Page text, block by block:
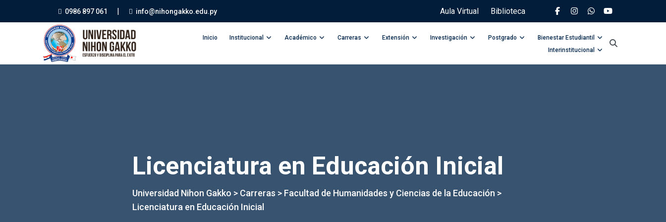
0986 897 061 | info@nihongakko.edu.py Aula Virtual Biblioteca
Inicio Institucional Académico Carreras Extensión Investigación Postgrado
Bienestar Estudiantil
Interinstitucional
Licenciatura en Educación Inicial
Universidad Nihon Gakko > Carreras > Facultad de Humanidades y Ciencias de la Educación >
Licenciatura en Educación Inicial